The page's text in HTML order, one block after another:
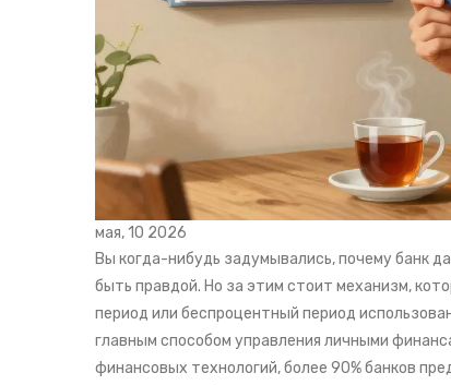
мая, 10 2026
Вы когда-нибудь задумывались, почему банк
быть правдой. Но за этим стоит механизм,
период или беспроцентный период
главным способом управления личными
финансовых технологий, более 90% банков